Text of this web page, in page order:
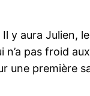
aura Julien,
pas froid
première